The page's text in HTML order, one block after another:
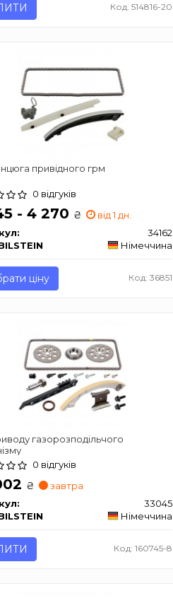
Код: 514816-20
привідного грм
0 відгуків
- 4 270 ₴
від 1 дн.
34162
Німеччина
ціну Код: 36851
газорозподільчого
0 відгуків
₴
завтра
33045
Німеччина
Код: 160745-8